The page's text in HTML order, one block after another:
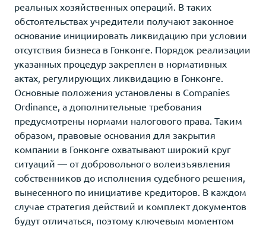
реальных хозяйственных операций. В таких
обстоятельствах учредители получают законное
основание инициировать ликвидацию при условии
отсутствия бизнеса в Гонконге. Порядок реализации
указанных процедур закреплен в нормативных
актах, регулирующих ликвидацию в Гонконге.
Основные положения установлены в Companies
Ordinance, а дополнительные требования
предусмотрены нормами налогового права. Таким
образом, правовые основания для закрытия
компании в Гонконге охватывают широкий круг
ситуаций — от добровольного волеизъявления
собственников до исполнения судебного решения,
вынесенного по инициативе кредиторов. В каждом
случае стратегия действий и комплект документов
будут отличаться, поэтому ключевым моментом